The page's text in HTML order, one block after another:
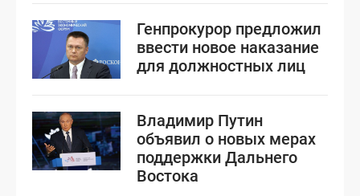
Генпрокурор предложил
ввести новое наказание
для должностных лиц
Владимир Путин
объявил о новых мерах
поддержки Дальнего
Востока